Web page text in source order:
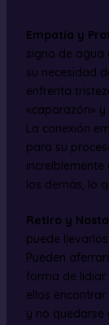
Empatía y
signo de agua
su necesidad
enfrenta
«caparazón»
La conexión
para su
los demás, lo
Retiro y
puede
Pueden
forma de lidiar
ellos
y no quedarse